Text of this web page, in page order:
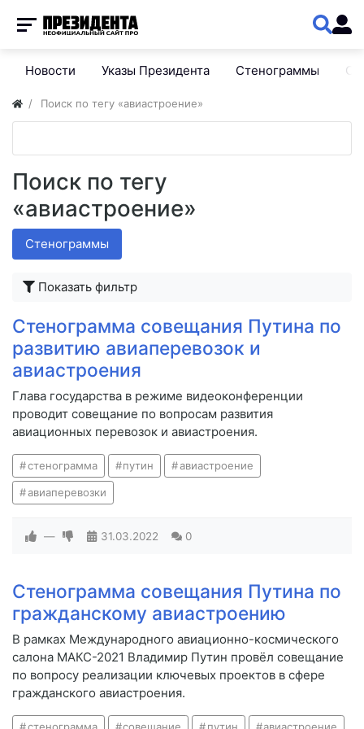
Новости Указы Президента Стенограммы
Поиск по тегу «авиастроение»
Поиск по тегу
«авиастроение»
Стенограммы
Показать фильтр
Стенограмма совещания Путина по
развитию авиаперевозок и
авиастроения
Глава государства в режиме видеоконференции
проводит совещание по вопросам развития
авиационных перевозок и авиастроения.
стенограмма путин авиастроение
авиаперевозки
— 31.03.2022 0
Стенограмма совещания Путина по
гражданскому авиастроению
В рамках Международного авиационно-космического
салона МАКС-2021 Владимир Путин провёл совещание
по вопросу реализации ключевых проектов в сфере
гражданского авиастроения.